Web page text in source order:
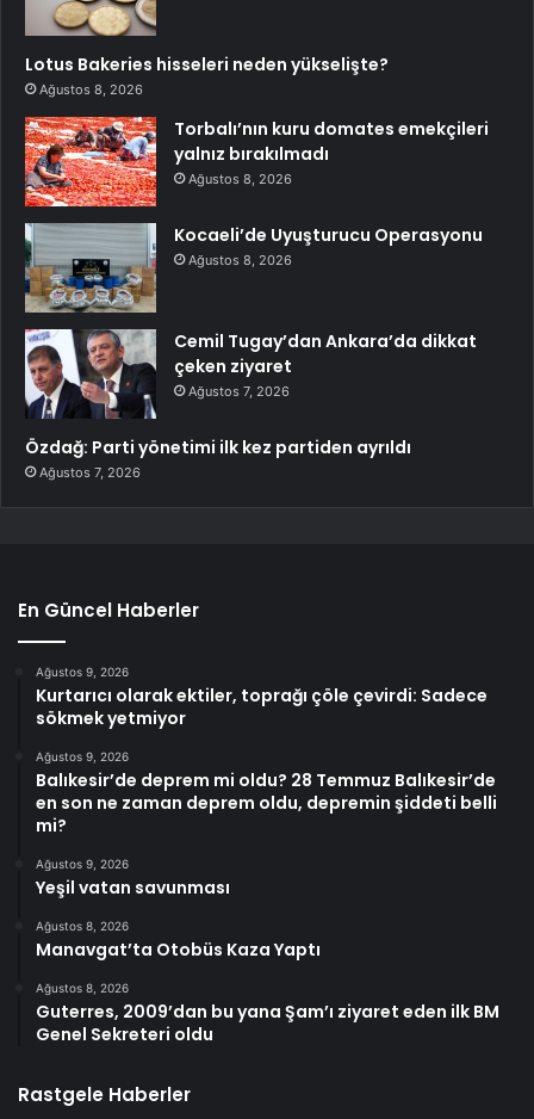
Lotus Bakeries hisseleri neden yükselişte?
Ağustos 8, 2026
Torbalı’nın kuru domates emekçileri
yalnız bırakılmadı
Ağustos 8, 2026
Kocaeli’de Uyuşturucu Operasyonu
Ağustos 8, 2026
Cemil Tugay’dan Ankara’da dikkat
çeken ziyaret
Ağustos 7, 2026
Özdağ: Parti yönetimi ilk kez partiden ayrıldı
Ağustos 7, 2026
En Güncel Haberler
Ağustos 9, 2026
Kurtarıcı olarak ektiler, toprağı çöle çevirdi: Sadece
sökmek yetmiyor
Ağustos 9, 2026
Balıkesir’de deprem mi oldu? 28 Temmuz Balıkesir’de
en son ne zaman deprem oldu, depremin şiddeti belli
mi?
Ağustos 9, 2026
Yeşil vatan savunması
Ağustos 8, 2026
Manavgat’ta Otobüs Kaza Yaptı
Ağustos 8, 2026
Guterres, 2009’dan bu yana Şam’ı ziyaret eden ilk BM
Genel Sekreteri oldu
Rastgele Haberler